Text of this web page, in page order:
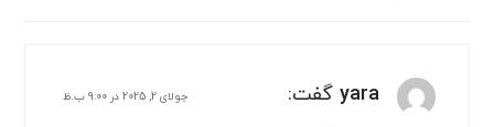
yara گفت: جولای 2, 2025 در 9:00 ب.ظ